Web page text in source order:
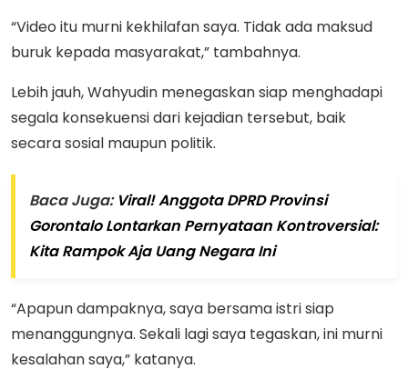
“Video itu murni kekhilafan saya. Tidak ada maksud
buruk kepada masyarakat,” tambahnya.
Lebih jauh, Wahyudin menegaskan siap menghadapi
segala konsekuensi dari kejadian tersebut, baik
secara sosial maupun politik.
Baca Juga: Viral! Anggota DPRD Provinsi
Gorontalo Lontarkan Pernyataan Kontroversial:
Kita Rampok Aja Uang Negara Ini
“Apapun dampaknya, saya bersama istri siap
menanggungnya. Sekali lagi saya tegaskan, ini murni
kesalahan saya,” katanya.